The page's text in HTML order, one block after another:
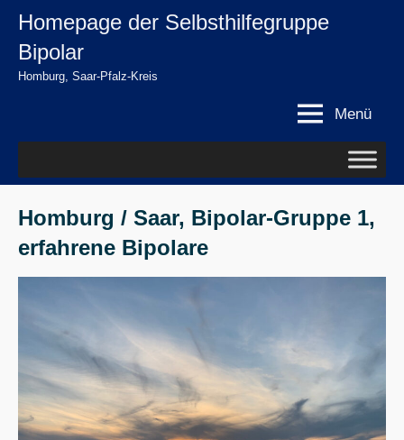
springen
Zum
springen
Homepage der Selbsthilfegruppe
Bipolar
Homburg, Saar-Pfalz-Kreis
Menü
Homburg / Saar, Bipolar-Gruppe 1,
erfahrene Bipolare